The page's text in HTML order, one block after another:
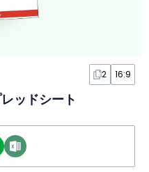
2 16:9
ッドシート